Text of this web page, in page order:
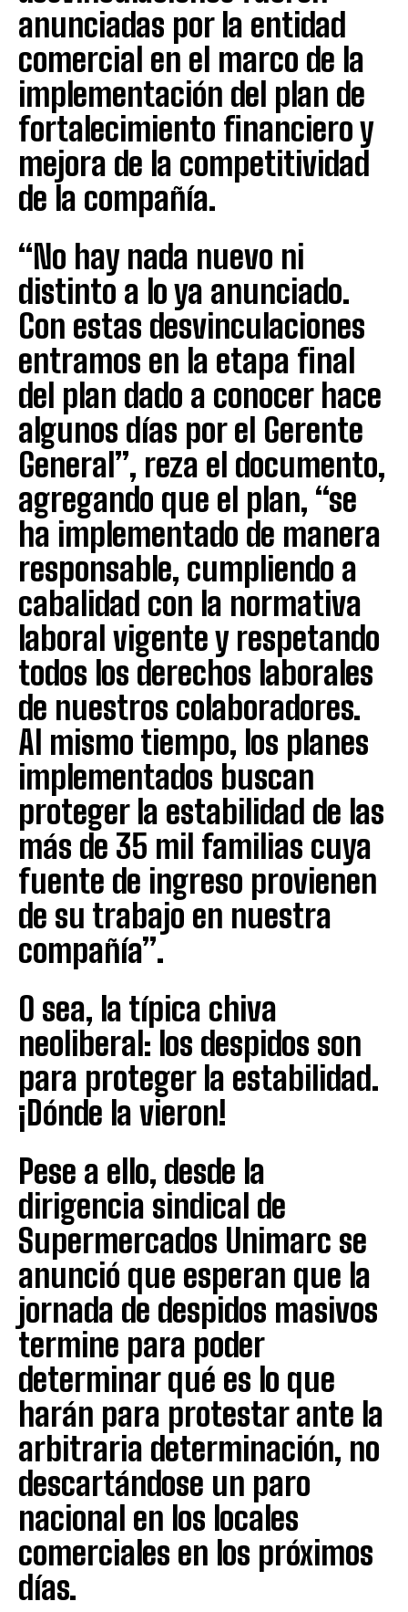
anunciadas por la entidad
comercial en el marco de la
implementación del plan de
fortalecimiento financiero y
mejora de la competitividad
de la compañía.
“No hay nada nuevo ni
distinto a lo ya anunciado.
Con estas desvinculaciones
entramos en la etapa final
del plan dado a conocer hace
algunos días por el Gerente
General”, reza el documento,
agregando que el plan, “se
ha implementado de manera
responsable, cumpliendo a
cabalidad con la normativa
laboral vigente y respetando
todos los derechos laborales
de nuestros colaboradores.
Al mismo tiempo, los planes
implementados buscan
proteger la estabilidad de las
más de 35 mil familias cuya
fuente de ingreso provienen
de su trabajo en nuestra
compañía”.
O sea, la típica chiva
neoliberal: los despidos son
para proteger la estabilidad.
¡Dónde la vieron!
Pese a ello, desde la
dirigencia sindical de
Supermercados Unimarc se
anunció que esperan que la
jornada de despidos masivos
termine para poder
determinar qué es lo que
harán para protestar ante la
arbitraria determinación, no
descartándose un paro
nacional en los locales
comerciales en los próximos
días.